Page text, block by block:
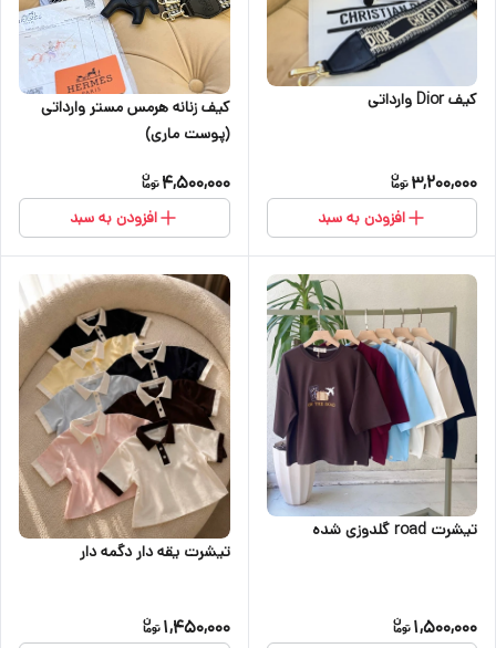
کیف Dior وارداتی
3,200,000
افزودن به سبد
کیف زنانه هرمس مستر وارداتی
(پوست ماری)
4,500,000
افزودن به سبد
تیشرت road گلدوزی شده
1,500,000
تیشرت یقه دار دگمه دار
1,450,000